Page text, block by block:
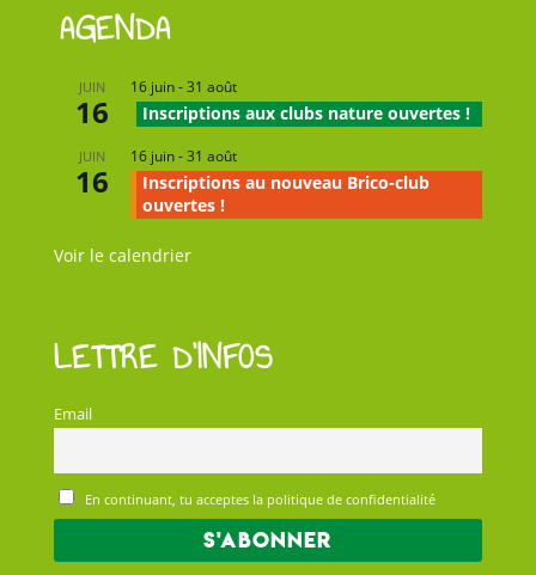
AGENDA
JUIN
16
16 juin-31 août
Inscriptions aux clubs nature ouvertes !
JUIN
16
16 juin-31 août
Inscriptions au nouveau Brico-club
ouvertes !
Voir le calendrier
LETTRE D’INFOS
Email
En continuant, tu acceptes la politique de confidentialité